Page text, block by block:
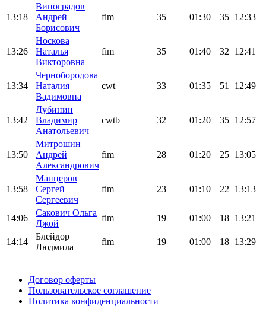
13:18
Виноградов
Андрей
Борисович
fim 35 01:30 35 12:33
13:26
Носкова
Наталья
Викторовна
fim 35 01:40 32 12:41
13:34
Чернобородова
Наталия
Вадимовна
cwt 33 01:35 51 12:49
13:42
Дубинин
Владимир
Анатольевич
cwtb 32 01:20 35 12:57
13:50
Митрошин
Андрей
Александрович
fim 28 01:20 25 13:05
13:58
Манцеров
Сергей
Сергеевич
fim 23 01:10 22 13:13
14:06
Сакович Ольга
Джой
fim 19 01:00 18 13:21
14:14
Блейдор
Людмила
fim 19 01:00 18 13:29
Договор оферты
Пользовательское соглашение
Политика конфиденциальности